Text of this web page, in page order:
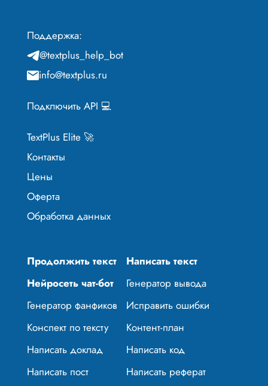
Поддержка:
@textplus_help_bot
info@textplus.ru
Подключить API 💻
TextPlus Elite 🚀
Контакты
Цены
Оферта
Обработка данных
Продолжить текст
Написать текст
Нейросеть чат-бот
Генератор вывода
Генератор фанфиков
Исправить ошибки
Конспект по тексту
Контент-план
Написать доклад
Написать код
Написать пост
Написать реферат